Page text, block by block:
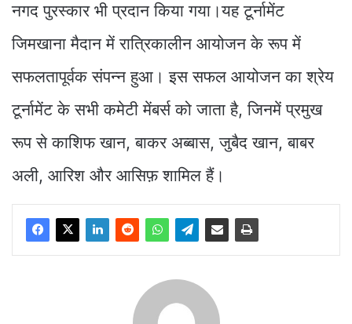
नगद पुरस्कार भी प्रदान किया गया।यह टूर्नामेंट
जिमखाना मैदान में रात्रिकालीन आयोजन के रूप में
सफलतापूर्वक संपन्न हुआ। इस सफल आयोजन का श्रेय
टूर्नामेंट के सभी कमेटी मेंबर्स को जाता है, जिनमें प्रमुख
रूप से काशिफ खान, बाकर अब्बास, जुबैद खान, बाबर
अली, आरिश और आसिफ़ शामिल हैं।